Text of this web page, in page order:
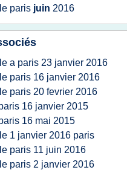
paris juin 2016
a paris 23 janvier 2016
paris 16 janvier 2016
paris 20 fevrier 2016
16 janvier 2015
16 mai 2015
1 janvier 2016 paris
paris 11 juin 2016
paris 2 janvier 2016